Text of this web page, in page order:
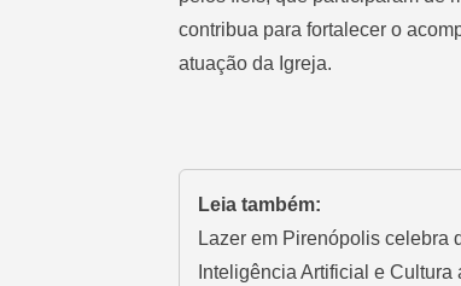
contribua para fortalecer o
atuação da Igreja.
Leia também:
Lazer em Pirenópolis celebra
Inteligência Artificial e